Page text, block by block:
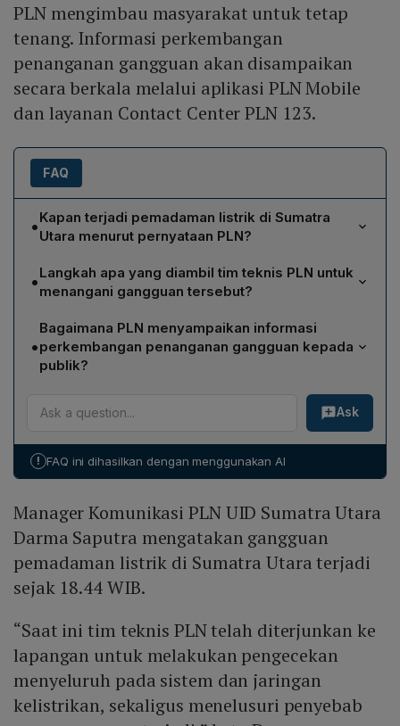
PLN mengimbau masyarakat untuk tetap
tenang. Informasi perkembangan
penanganan gangguan akan disampaikan
secara berkala melalui aplikasi PLN Mobile
dan layanan Contact Center PLN 123.
FAQ
•Kapan terjadi pemadaman listrik di Sumatra
Utara menurut pernyataan PLN?
Pemadaman listrik di Sumatra Utara dilaporkan mulai
terjadi pada pukul 18.44 WIB, sebagaimana
disampaikan oleh Manager Komunikasi PLN UID
Sumatra Utara, Darma Saputra.
•Langkah apa yang diambil tim teknis PLN untuk
menangani gangguan tersebut?
Tim teknis PLN telah diterjunkan ke lapangan untuk
melakukan pengecekan menyeluruh pada sistem dan
jaringan kelistrikan, menelusuri penyebab gangguan,
•
Bagaimana PLN menyampaikan informasi
perkembangan penanganan gangguan kepada
publik?
PLN menyampaikan perkembangan penanganan
gangguan secara berkala melalui aplikasi PLN Mobile
menggunakan informasi yang beredar.
Ask
! FAQ ini dihasilkan dengan menggunakan AI
Manager Komunikasi PLN UID Sumatra Utara
Darma Saputra mengatakan gangguan
pemadaman listrik di Sumatra Utara terjadi
sejak 18.44 WIB.
“Saat ini tim teknis PLN telah diterjunkan ke
lapangan untuk melakukan pengecekan
menyeluruh pada sistem dan jaringan
kelistrikan, sekaligus menelusuri penyebab